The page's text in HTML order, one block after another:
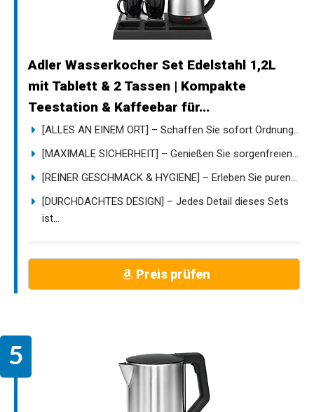
Adler Wasserkocher Set Edelstahl 1,2L
mit Tablett & 2 Tassen | Kompakte
Teestation & Kaffeebar für...
[ALLES AN EINEM ORT] – Schaffen Sie sofort Ordnung...
[MAXIMALE SICHERHEIT] – Genießen Sie sorgenfreien...
[REINER GESCHMACK & HYGIENE] – Erleben Sie puren...
[DURCHDACHTES DESIGN] – Jedes Detail dieses Sets
ist...
Preis prüfen